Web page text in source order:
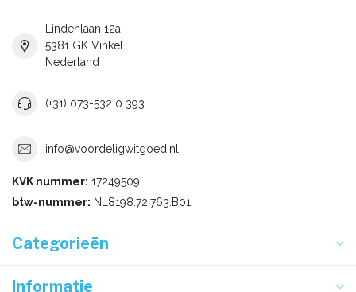
Lindenlaan 12a
5381 GK Vinkel
Nederland
(+31) 073-532 0 393
info@voordeligwitgoed.nl
KVK nummer: 17249509
btw-nummer: NL8198.72.763.B01
Categorieën
Informatie